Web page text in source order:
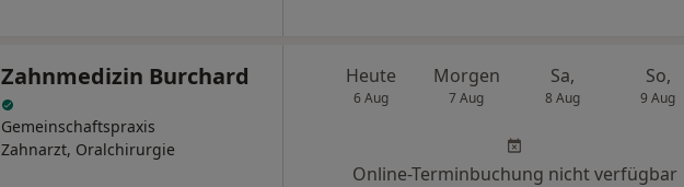
Zahnmedizin Burchard
Gemeinschaftspraxis
Zahnarzt, Oralchirurgie
Heute
6 Aug
Morgen
7 Aug
Sa,
8 Aug
So,
9 Aug
Online-Terminbuchung nicht verfügbar